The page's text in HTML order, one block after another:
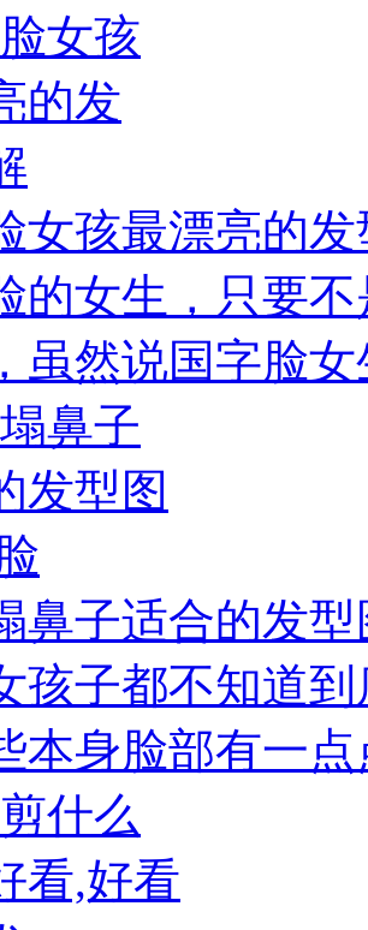
女孩最漂亮的
的女生，只要
虽然说国字脸
鼻子适合的发
孩子都不知道
本身脸部有一